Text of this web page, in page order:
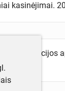
kasinėjimai.
informacijos